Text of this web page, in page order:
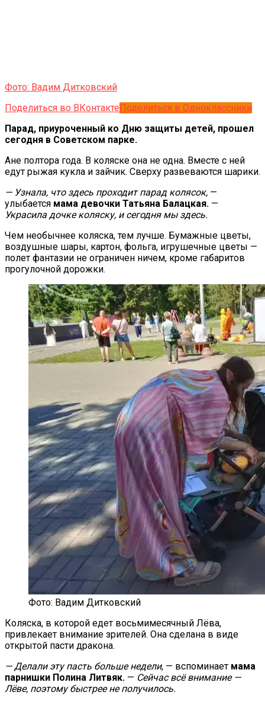
Фото: Вадим Дитковский
Поделиться во ВКонтактеПоделиться в Одноклассники
Парад, приуроченный ко Дню защиты детей, прошел
сегодня в Советском парке.
Ане полтора года. В коляске она не одна. Вместе с ней
едут рыжая кукла и зайчик. Сверху развеваются шарики.
— Узнала, что здесь проходит парад колясок, —
улыбается мама девочки Татьяна Балацкая. —
Украсила дочке коляску, и сегодня мы здесь.
Чем необычнее коляска, тем лучше. Бумажные цветы,
воздушные шары, картон, фольга, игрушечные цветы —
полет фантазии не ограничен ничем, кроме габаритов
прогулочной дорожки.
Фото: Вадим Дитковский
Коляска, в которой едет восьмимесячный Лёва,
привлекает внимание зрителей. Она сделана в виде
открытой пасти дракона.
— Делали эту пасть больше недели, — вспоминает мама
парнишки Полина Литвяк. — Сейчас всё внимание —
Лёве, поэтому быстрее не получилось.